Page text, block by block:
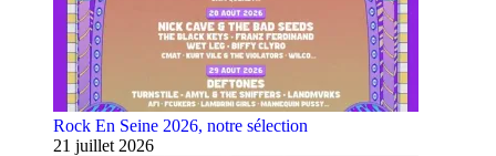
Rock En Seine 2026, notre sélection
21 juillet 2026